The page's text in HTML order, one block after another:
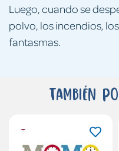
Luego, cuando se
polvo, los incendios,
fantasmas.
También